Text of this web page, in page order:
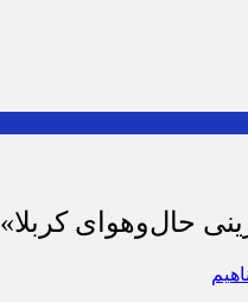
حال‌وهوای کربلا»